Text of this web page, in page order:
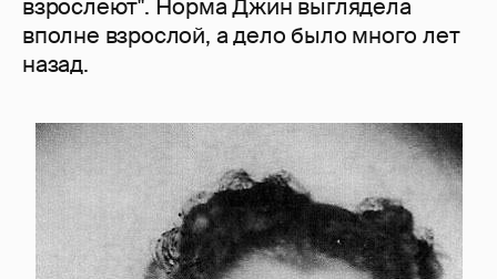
взрослеют". Норма Джин выглядела
вполне взрослой, а дело было много лет
назад.